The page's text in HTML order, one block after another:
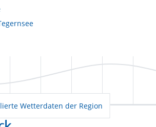
Wetterdaten der Region